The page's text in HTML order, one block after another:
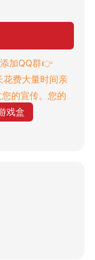
加QQ群👉
花费大量时间亲
的宣传。您的
戏盒